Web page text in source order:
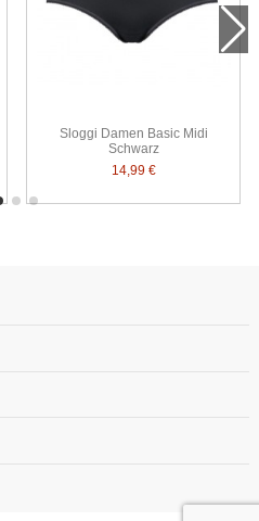
Sloggi Damen Basic Midi
Schwarz
14,99 €